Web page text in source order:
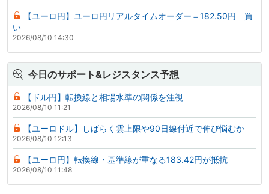
【ユーロ円】ユーロ円リアルタイムオーダー＝182.50円 買
い
2026/08/10 14:30
今日のサポート&レジスタンス予想
【ドル円】転換線と相場水準の関係を注視
2026/08/10 11:21
【ユーロドル】しばらく雲上限や90日線付近で伸び悩むか
2026/08/10 12:13
【ユーロ円】転換線・基準線が重なる183.42円が抵抗
2026/08/10 11:48